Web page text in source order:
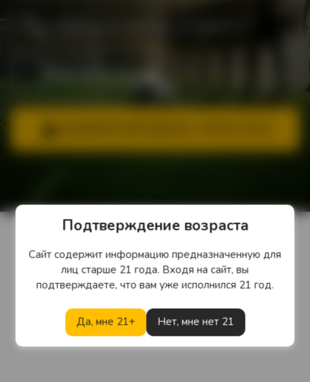
Подтверждение возраста
Сайт содержит информацию предназначенную для
лиц старше 21 года. Входя на сайт, вы
подтверждаете, что вам уже исполнился 21 год.
Да, мне 21+ Нет, мне нет 21